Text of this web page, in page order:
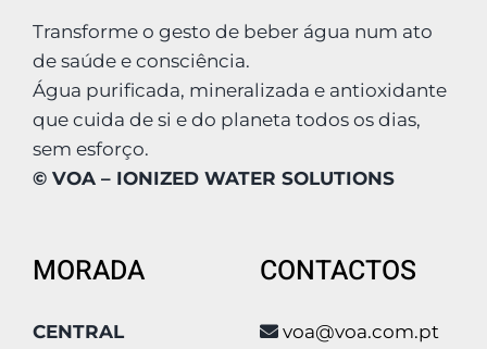
Transforme o gesto de beber água num ato
de saúde e consciência.
Água purificada, mineralizada e antioxidante
que cuida de si e do planeta todos os dias,
sem esforço.
© VOA – IONIZED WATER SOLUTIONS
MORADA
CENTRAL
CONTACTOS
voa@voa.com.pt